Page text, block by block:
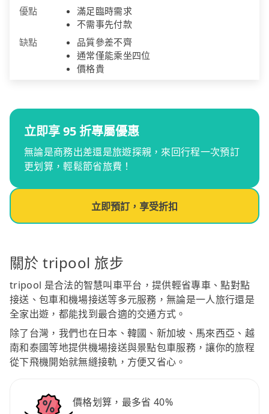
優點
滿足臨時需求
不需事先付款
缺點
品質參差不齊
通常僅能乘坐四位
價格貴
立即享 95 折專屬優惠
無論是商務出差還是旅遊探親，來回行程一次預訂
更划算，輕鬆節省旅費！
立即預訂，享受折扣
關於 tripool 旅步
tripool 是合法的智慧叫車平台，提供輕省專車、點對點
接送、包車和機場接送等多元服務，無論是一人旅行還是
全家出遊，都能找到最合適的交通方式。
除了台灣，我們也在日本、韓國、新加坡、馬來西亞、越
南和泰國等地提供機場接送與景點包車服務，讓你的旅程
從下飛機開始就無縫接軌，方便又省心。
價格划算，最多省 40%